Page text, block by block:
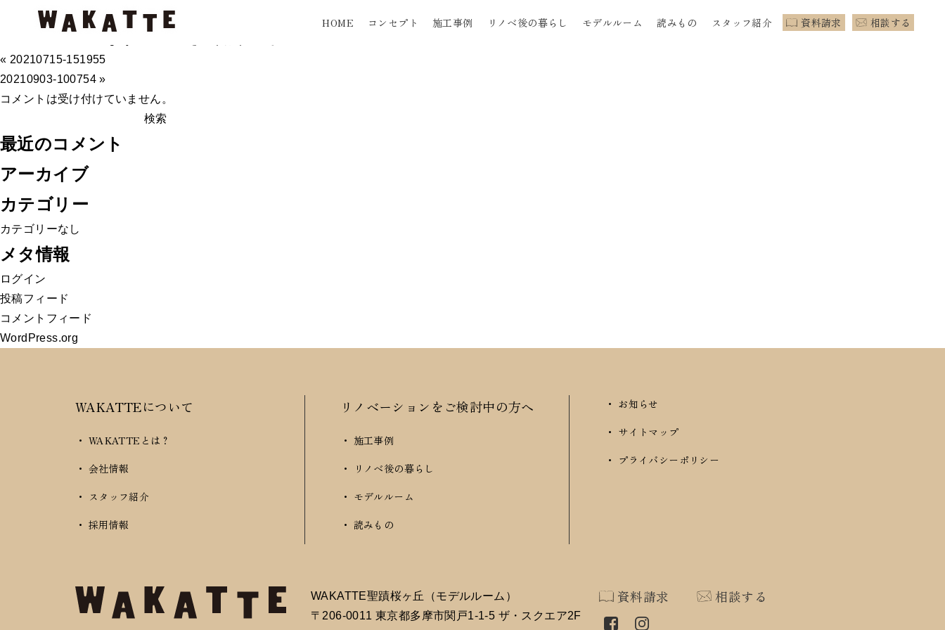
HOME コンセプト 施工事例 リノベ後の暮らし モデルルーム 読みもの スタッフ紹介 資料請求 相談する
D-Gripシステム
ス
テ
« 20210715-151955
20210903-100754 »
コメントは受け付けていません。
索:
最近のコメント
アーカイブ
カテゴリー
カテゴリーなし
メタ情報
ログイン
投稿フィード
コメントフィード
WordPress.org
WAKATTEについて
・ WAKATTEとは？
・ 会社情報
・ スタッフ紹介
・ 採用情報
リノベーションをご検討中の方へ
・ 施工事例
・ リノベ後の暮らし
・ モデルルーム
・ 読みもの
・ お知らせ
・ サイトマップ
・ プライバシーポリシー
WAKATTE聖蹟桜ヶ丘（モデルルーム）
〒206-0011 東京都多摩市関戸1-1-5 ザ・スクエア2F
資料請求 相談する